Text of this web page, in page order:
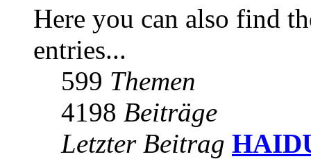
Here you can also find
entries...
599 Themen
4198 Beiträge
Letzter Beitrag